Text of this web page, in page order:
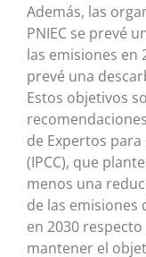
Además, las
PNIEC se prevé
las emisiones en
prevé una
Estos objetivos
de Expertos para
(IPCC), que
menos una
de las emisiones
en 2030
mantener el